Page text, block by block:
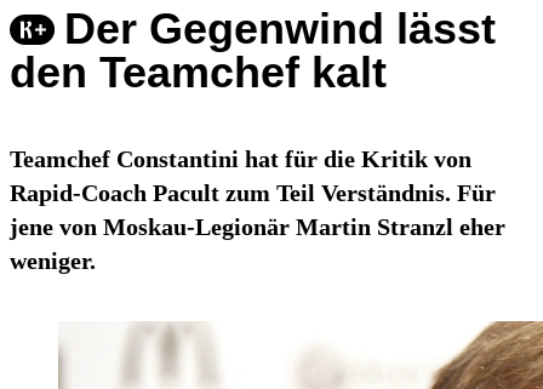
Der Gegenwind lässt
den Teamchef kalt
Teamchef Constantini hat für die Kritik von
Rapid-Coach Pacult zum Teil Verständnis. Für
jene von Moskau-Legionär Martin Stranzl eher
weniger.